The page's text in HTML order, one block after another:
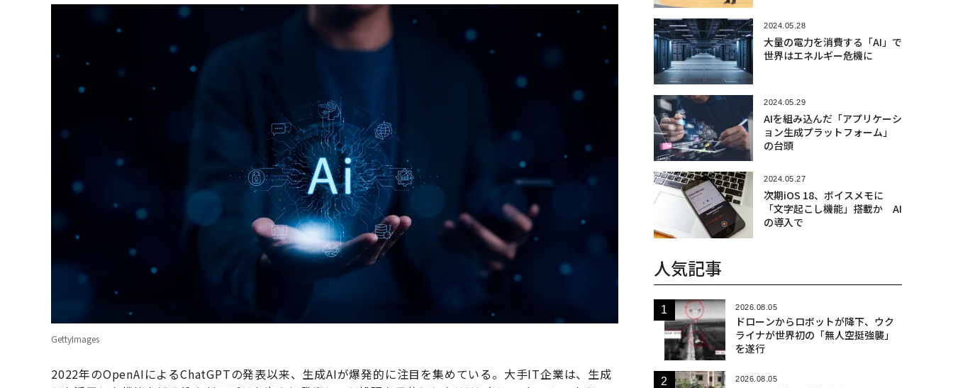
GettyImages
2022年のOpenAIによるChatGPTの発表以来、生成AIが爆発的に注目を集めている。大手IT企業は、生成
2024.05.28
大量の電力を消費する「AI」で
世界はエネルギー危機に
2024.05.29
AIを組み込んだ「アプリケーシ
ョン生成プラットフォーム」
の台頭
2024.05.27
次期iOS 18、ボイスメモに
「文字起こし機能」搭載か AI
の導入で
人気記事
2026.08.05
ドローンからロボットが降下、ウク
ライナが世界初の「無人空挺強襲」
を遂行
2026.08.05